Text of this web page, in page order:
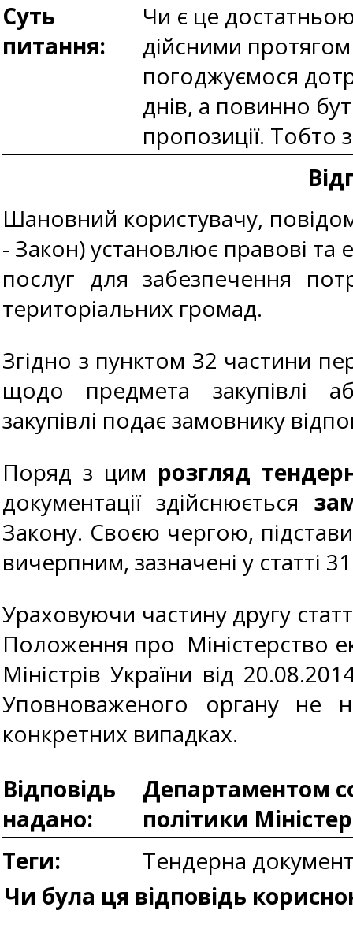
Суть
питання:
Чи є це
дійсними
погоджуємося
днів, а повинно
пропозиції. Тобто
Шановний користувачу,
- Закон) установлює правові та
послуг для забезпечення
територіальних громад.
Згідно з пунктом 32 частини
щодо предмета закупівлі
закупівлі подає замовнику
Поряд з цим розгляд
документації здійснюється
Закону. Своєю чергою,
вичерпним, зазначені у статті
Ураховуючи частину другу
Положення про Міністерство
Міністрів України від
Уповноваженого органу не
конкретних випадках.
Відповідь
надано:
Департаментом
політики
Теги:
Тендерна
Чи була ця відповідь